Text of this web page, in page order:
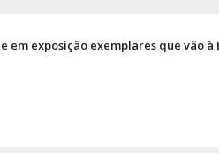
em exposição exemplares que vão à